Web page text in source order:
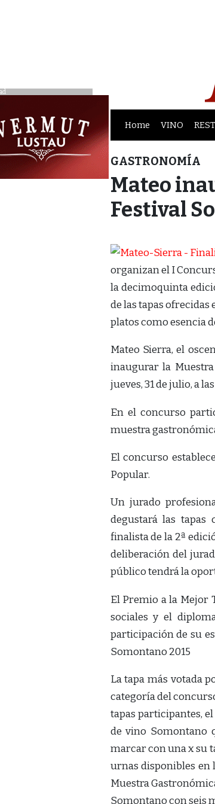
Home VINO
GASTRONOMÍA
Mateo
Festival
organizan el I
la decimoquinta
de las tapas
platos como esencia
Mateo Sierra, el
inaugurar la
jueves, 31 de julio, a
En el concurso
muestra
El concurso
Popular.
Un jurado
degustará las tapas
finalista de la 2ª
deliberación del
público tendrá la
El Premio a la Mejor
sociales y el
participación de su
Somontano 2015
La tapa más votada
categoría del
tapas participantes,
de vino Somontano
marcar con una x su
urnas disponibles en
Muestra
Somontano con seis